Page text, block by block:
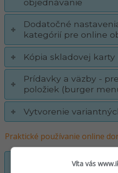
Dodatočné
kategórií pre online
Kópia skladovej karty
Prídavky a väzby -
položiek (burger
Vytvorenie
Praktické používanie online
Vytvorenie online
Víta vás